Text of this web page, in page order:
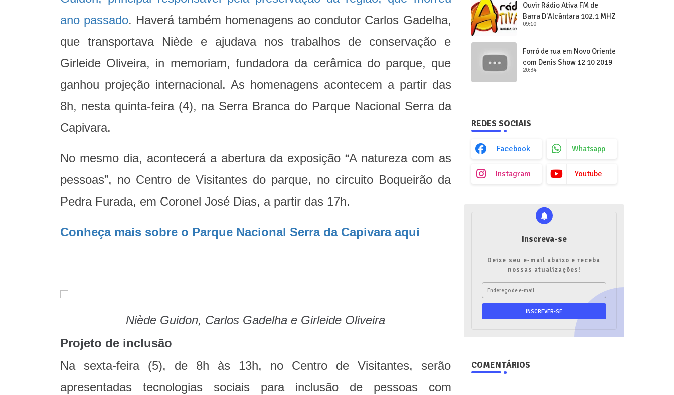
ano passado. Haverá também homenagens ao condutor Carlos Gadelha,
que transportava Niède e ajudava nos trabalhos de conservação e
Girleide Oliveira, in memoriam, fundadora da cerâmica do parque, que
ganhou projeção internacional. As homenagens acontecem a partir das
8h, nesta quinta-feira (4), na Serra Branca do Parque Nacional Serra da
Capivara.
No mesmo dia, acontecerá a abertura da exposição “A natureza com as
pessoas”, no Centro de Visitantes do parque, no circuito Boqueirão da
Pedra Furada, em Coronel José Dias, a partir das 17h.
Conheça mais sobre o Parque Nacional Serra da Capivara aqui
Niède Guidon, Carlos Gadelha e Girleide Oliveira
Projeto de inclusão
Na sexta-feira (5), de 8h às 13h, no Centro de Visitantes, serão
apresentadas tecnologias sociais para inclusão de pessoas com
Ouvir Rádio Ativa FM de
Barra D'Alcântara 102,1 MHZ
09:10
Forró de rua em Novo Oriente
com Denis Show 12 10 2019
20:34
REDES SOCIAIS
Facebook Whatsapp
Instagram Youtube
Inscreva-se
Deixe seu e-mail abaixo e receba
nossas atualizações!
COMENTÁRIOS